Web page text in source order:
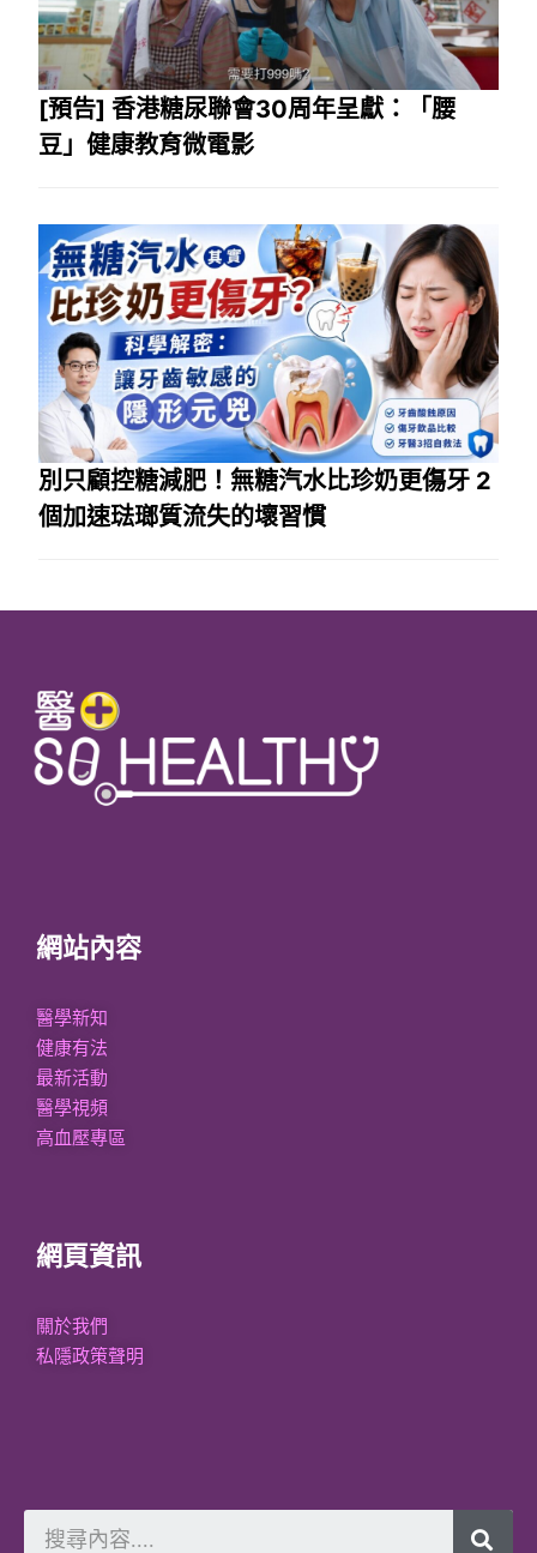
[預告] 香港糖尿聯會30周年呈獻：「腰
豆」健康教育微電影
別只顧控糖減肥！無糖汽水比珍奶更傷牙 2
個加速琺瑯質流失的壞習慣
網站內容
醫學新知
健康有法
最新活動
醫學視頻
高血壓專區
網頁資訊
關於我們
私隱政策聲明